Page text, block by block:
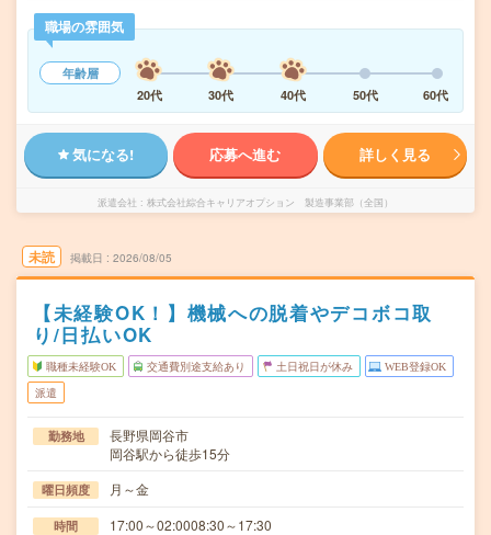
職場の雰囲気
年齢層
20代
30代 40代 50代 60代
気になる! 応募へ進む 詳しく見る
派遣会社 株式会社綜合キャリアオプション 製造事業部（全国）
未読 掲載日 2026/08/05
【未経験OK！】機械への脱着やデコボコ取
り/日払いOK
職種未経験OK 交通費別途支給あり 土日祝日が休み WEB登録OK
派遣
勤務地
長野県岡谷市
岡谷駅から徒歩15分
曜日頻度 月～金
時間 17:00～02:0008:30～17:30